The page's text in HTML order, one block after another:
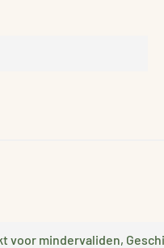
voor mindervaliden,